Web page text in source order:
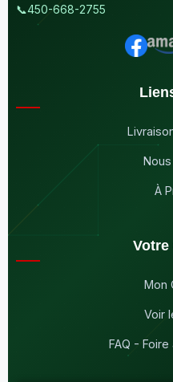
📞450-668-2755
À
Votre
Mon
Voir
FAQ -